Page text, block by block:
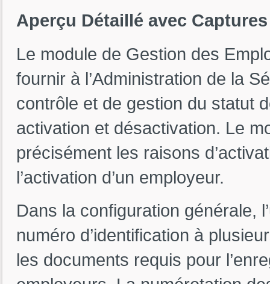
Aperçu Détaillé avec Captures
Le module de Gestion des
fournir à l’Administration de la
contrôle et de gestion du statut
activation et désactivation. Le
précisément les raisons
l’activation d’un employeur.
Dans la configuration générale,
numéro d’identification à
les documents requis pour